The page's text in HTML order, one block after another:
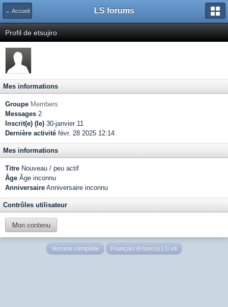
← Accueil LS forums
Profil de etsujiro
Mes informations
Groupe Members
Messages 2
Inscrit(e) (le) 30-janvier 11
Dernière activité févr. 28 2025 12:14
Mes informations
Titre Nouveau / peu actif
Âge Âge inconnu
Anniversaire Anniversaire inconnu
Contrôles utilisateur
Mon contenu
Version complète Français (France) LS v4